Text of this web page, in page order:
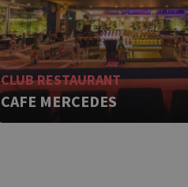
CLUB RESTAURANT
CAFE MERCEDES
ένα καλό
σελίδων.
Google
δηλαδή να